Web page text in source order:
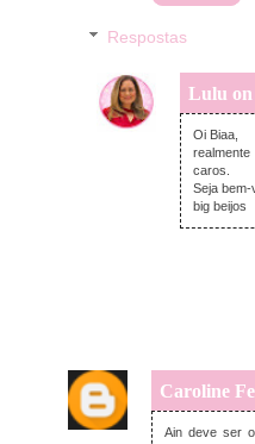
Respostas
Lulu on
Oi Biaa,
caros.
Seja bem-
big beijos
Caroline
Ain deve ser